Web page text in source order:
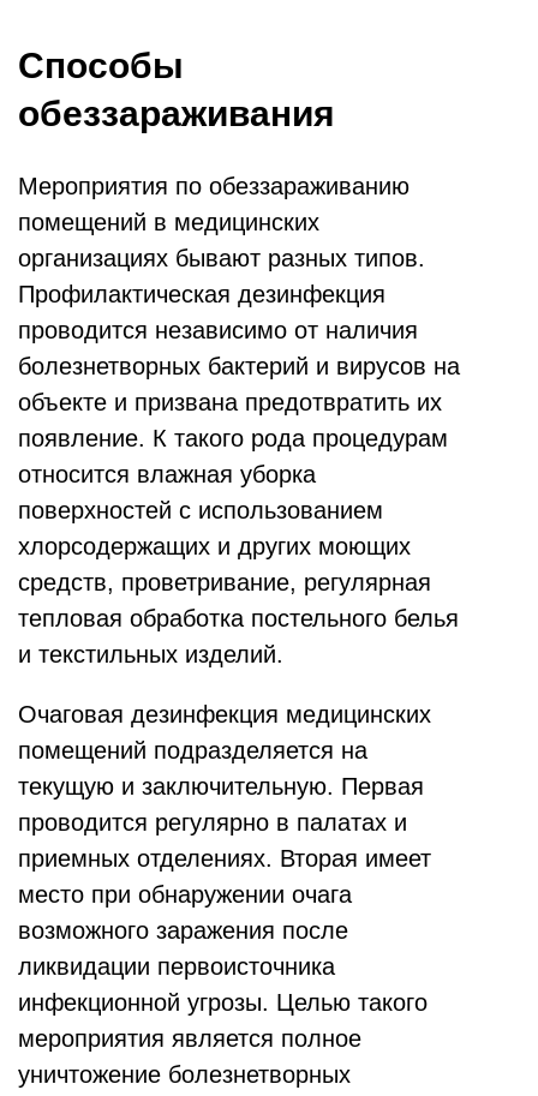
Способы
обеззараживания
Мероприятия по обеззараживанию
помещений в медицинских
организациях бывают разных типов.
Профилактическая дезинфекция
проводится независимо от наличия
болезнетворных бактерий и вирусов на
объекте и призвана предотвратить их
появление. К такого рода процедурам
относится влажная уборка
поверхностей с использованием
хлорсодержащих и других моющих
средств, проветривание, регулярная
тепловая обработка постельного белья
и текстильных изделий.
Очаговая дезинфекция медицинских
помещений подразделяется на
текущую и заключительную. Первая
проводится регулярно в палатах и
приемных отделениях. Вторая имеет
место при обнаружении очага
возможного заражения после
ликвидации первоисточника
инфекционной угрозы. Целью такого
мероприятия является полное
уничтожение болезнетворных